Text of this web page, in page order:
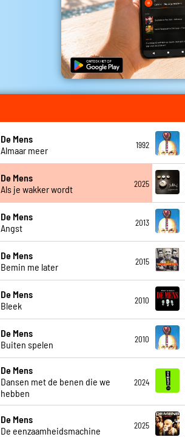
De Mens
Almaar meer
1992
De Mens
Als je wakker wordt
2025
De Mens
Angst
2013
De Mens
Bemin me later
2015
De Mens
Bleek
2010
De Mens
Buiten spelen
2010
De Mens
Dansen met de benen die we
hebben
2024
De Mens
De eenzaamheidsmachine
2025